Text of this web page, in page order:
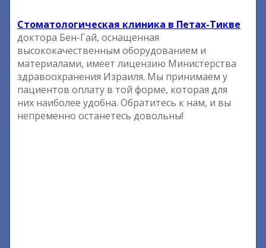
Стоматологическая клиника в Петах-Тикве
доктора Бен-Гай, оснащенная
высококачественным оборудованием и
материалами, имеет лицензию Министерства
здравоохранения Израиля. Мы принимаем у
пациентов оплату в той форме, которая для
них наиболее удобна. Обратитесь к нам, и вы
непременно останетесь довольны!